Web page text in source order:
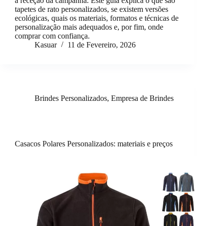
tapetes de rato personalizados, se existem versões
ecológicas, quais os materiais, formatos e técnicas de
personalização mais adequados e, por fim, onde
comprar com confiança.
Kasuar
11 de Fevereiro, 2026
Brindes Personalizados, Empresa de Brindes
Casacos Polares Personalizados: materiais e preços